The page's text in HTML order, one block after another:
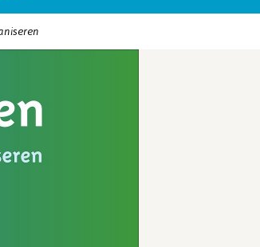
Personen